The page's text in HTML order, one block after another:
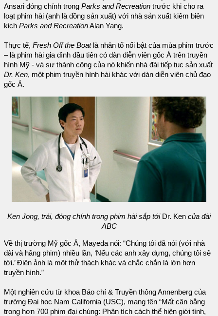
Ansari đóng chính trong Parks and Recreation trước khi cho ra
loạt phim hài (anh là đồng sản xuất) với nhà sản xuất kiêm biên
kịch Parks and RecreationAlan Yang.
Thực tế, Fresh Off the Boatlà nhân tố nổi bật của mùa phim trước
– là phim hài gia đình đầu tiên có dàn diễn viên gốc Á trên truyền
hình Mỹ - và sự thành công của nó khiến nhà đài tiếp tục sản xuất
Dr. Ken, một phim truyền hình hài khác với dàn diễn viên chủ đạo
gốc Á.
Ken Jong, trái, đóng chính trong phim hài sắp tớiDr. Ken của đài
ABC
Về thị trường Mỹ gốc Á, Mayeda nói: “Chúng tôi đã nói (với nhà
đài và hãng phim) nhiều lần, ‘Nếu các anh xây dựng, chúng tôi sẽ
tới.’ Điện ảnh là một thử thách khác và chắc chắn là lớn hơn
truyền hình.”
Một nghiên cứu từ khoa Báo chí & Truyền thông Annenberg của
trường Đại học Nam California (USC), mang tên “Mất cân bằng
trong hơn 700 phim đại chúng: Phân tích cách thể hiện giới tính,